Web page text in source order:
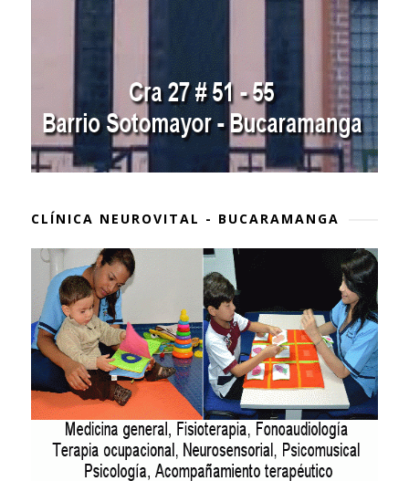
CLÍNICA NEUROVITAL - BUCARAMANGA